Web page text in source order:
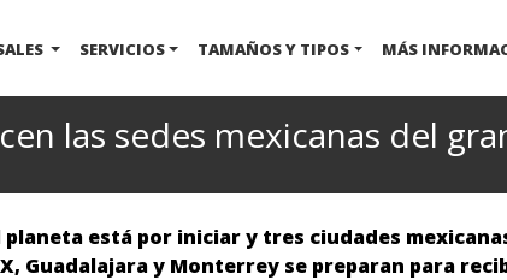
SERVICIOS TAMAÑOS Y TIPOS MÁS
las sedes mexicanas del
está por iniciar y tres ciudades
Guadalajara y Monterrey se preparan para